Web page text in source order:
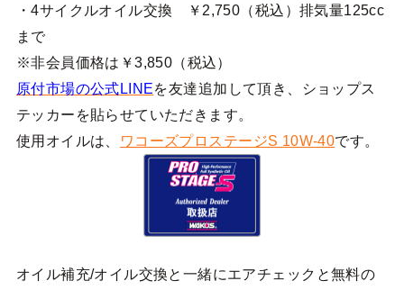
・4サイクルオイル交換 ￥2,750（税込）排気量125cc
まで
※非会員価格は￥3,850（税込）
原付市場の公式LINEを友達追加して頂き、ショップス
テッカーを貼らせていただきます。
使用オイルは、
ワコーズプロステージS 10W-40です。
オイル補充/オイル交換と一緒にエアチェックと無料の